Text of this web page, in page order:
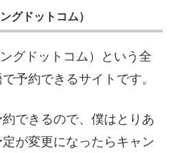
グドットコム）
ングドットコム）という全
予約できるサイトです。
できるので、僕はとりあ
が変更になったらキャン